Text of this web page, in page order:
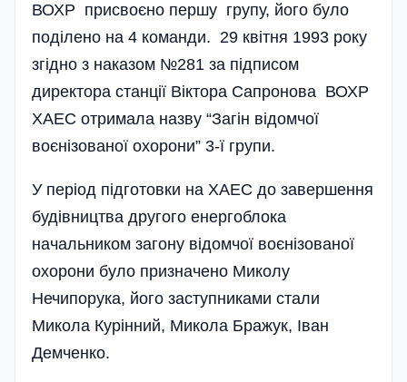
ВОХР присвоєно першу групу, його було
поділено на 4 команди. 29 квітня 1993 року
згідно з наказом №281 за підписом
директора станції Віктора Сапронова ВОХР
ХАЕС отримала назву “Загін відомчої
воєнізованої охорони” 3-ї групи.
У період підготовки на ХАЕС до завершення
будівництва другого енергоблока
начальником загону відомчої воєнізованої
охорони було призначено Миколу
Нечипорука, його заступниками стали
Микола Курінний, Микола Бражук, Іван
Демченко.